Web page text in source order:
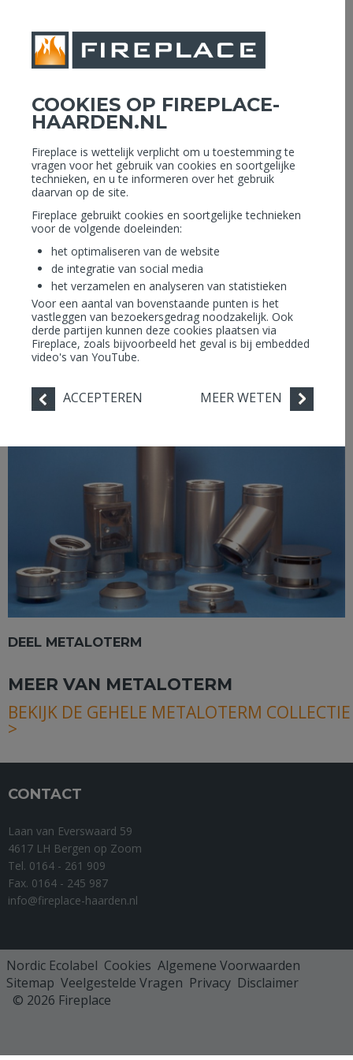
COOKIES OP FIREPLACE-
HAARDEN.NL
Fireplace is wettelijk verplicht om u toestemming te
vragen voor het gebruik van cookies en soortgelijke
technieken, en u te informeren over het gebruik
daarvan op de site.
Fireplace gebruikt cookies en soortgelijke technieken
voor de volgende doeleinden:
het optimaliseren van de website
de integratie van social media
het verzamelen en analyseren van statistieken
Voor een aantal van bovenstaande punten is het
vastleggen van bezoekersgedrag noodzakelijk. Ook
derde partijen kunnen deze cookies plaatsen via
Fireplace, zoals bijvoorbeeld het geval is bij embedded
video's van YouTube.
ACCEPTEREN MEER WETEN
tijdens de bouwvak vakantie zijn wij gesloten van 26-07 tot 16-08
Assortiment Collectie
Home ›Merken ›
METALOTERM
Omschrijving merk Metaloterm
DEEL METALOTERM
MEER VAN METALOTERM
BEKIJK DE GEHELE METALOTERM COLLECTIE
>
CONTACT
Laan van Everswaard 59
4617 LH Bergen op Zoom
Tel. 0164 - 261 909
Fax. 0164 - 245 987
info@fireplace-haarden.nl
Nordic Ecolabel Cookies Algemene Voorwaarden
Sitemap Veelgestelde Vragen Privacy Disclaimer
© 2026 Fireplace